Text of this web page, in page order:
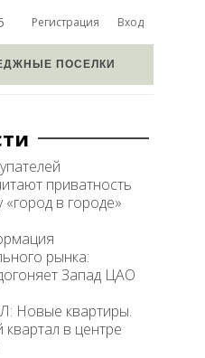
Регистрация Вход
ПОСЕЛКИ
приватность
в городе»
рынка:
Запад ЦАО
Новые квартиры.
квартал в центре